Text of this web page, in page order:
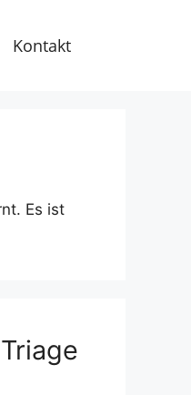
Kontakt
Es ist